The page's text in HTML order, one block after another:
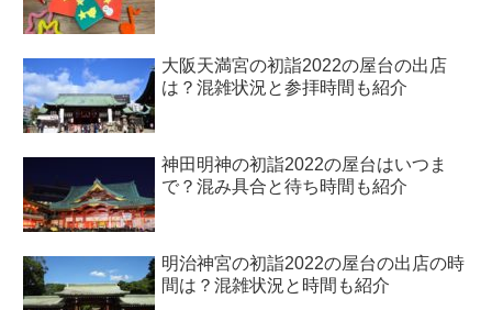
大阪天満宮の初詣2022の屋台の出店
は？混雑状況と参拝時間も紹介
神田明神の初詣2022の屋台はいつま
で？混み具合と待ち時間も紹介
明治神宮の初詣2022の屋台の出店の時
間は？混雑状況と時間も紹介